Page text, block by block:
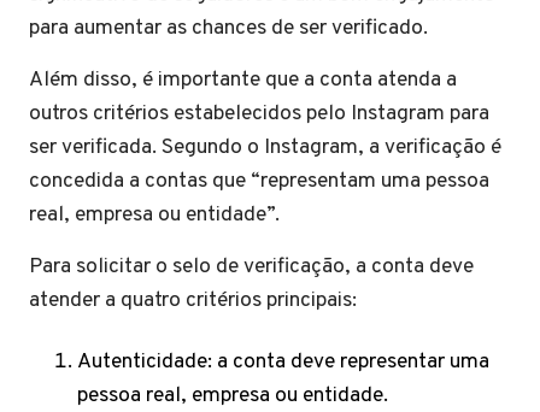
para aumentar as chances de ser verificado.
Além disso, é importante que a conta atenda a
outros critérios estabelecidos pelo Instagram para
ser verificada. Segundo o Instagram, a verificação é
concedida a contas que “representam uma pessoa
real, empresa ou entidade”.
Para solicitar o selo de verificação, a conta deve
atender a quatro critérios principais:
Autenticidade: a conta deve representar uma
pessoa real, empresa ou entidade.